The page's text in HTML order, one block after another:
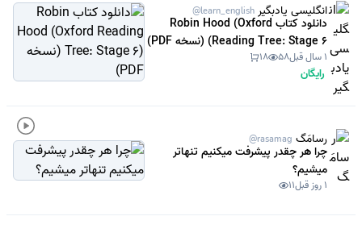
انگلیسی یادبگیر @learn_english
دانلود کتاب Robin Hood (Oxford
Reading Tree: Stage 6) (نسخه PDF)
1 سال قبل 58
18
رایگان
رسامَگ @rasamag
چرا هر چقدر پیشرفت میکنیم تنهاتر
میشیم؟
1 روز قبل 11